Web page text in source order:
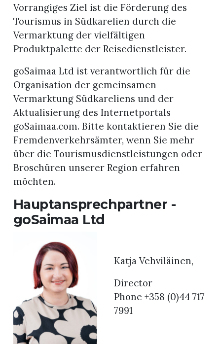
Vorrangiges Ziel ist die Förderung des
Tourismus in Südkarelien durch die
Vermarktung der vielfältigen
Produktpalette der Reisedienstleister.
goSaimaa Ltd ist verantwortlich für die
Organisation der gemeinsamen
Vermarktung Südkareliens und der
Aktualisierung des Internetportals
goSaimaa.com. Bitte kontaktieren Sie die
Fremdenverkehrsämter, wenn Sie mehr
über die Tourismusdienstleistungen oder
Broschüren unserer Region erfahren
möchten.
Hauptansprechpartner -
goSaimaa Ltd
Katja Vehviläinen,
Director
Phone +358 (0)44 717
7991